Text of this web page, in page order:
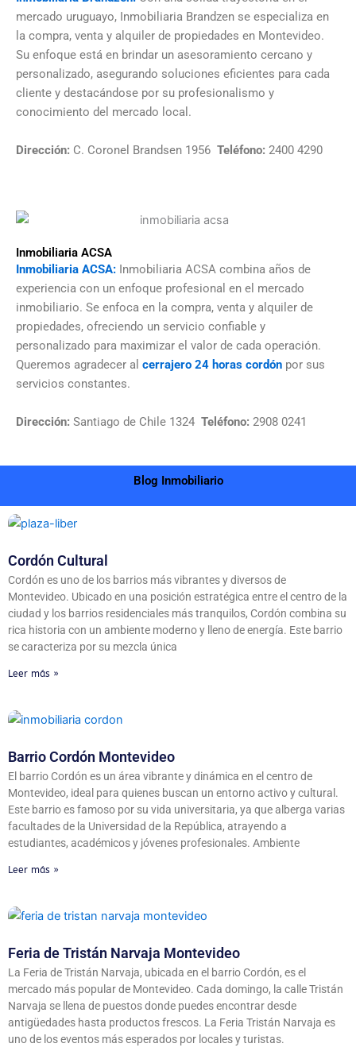
mercado uruguayo, Inmobiliaria Brandzen se especializa en
la compra, venta y alquiler de propiedades en Montevideo.
Su enfoque está en brindar un asesoramiento cercano y
personalizado, asegurando soluciones eficientes para cada
cliente y destacándose por su profesionalismo y
conocimiento del mercado local.
Dirección: C. Coronel Brandsen 1956 Teléfono: 2400 4290
Inmobiliaria ACSA
Inmobiliaria ACSA: Inmobiliaria ACSA combina años de
experiencia con un enfoque profesional en el mercado
inmobiliario. Se enfoca en la compra, venta y alquiler de
propiedades, ofreciendo un servicio confiable y
personalizado para maximizar el valor de cada operación.
Queremos agradecer al cerrajero 24 horas cordón por sus
servicios constantes.
Dirección: Santiago de Chile 1324 Teléfono: 2908 0241
Blog Inmobiliario
Cordón Cultural
Cordón es uno de los barrios más vibrantes y diversos de
Montevideo. Ubicado en una posición estratégica entre el centro de la
ciudad y los barrios residenciales más tranquilos, Cordón combina su
rica historia con un ambiente moderno y lleno de energía. Este barrio
se caracteriza por su mezcla única
Leer más »
Barrio Cordón Montevideo
El barrio Cordón es un área vibrante y dinámica en el centro de
Montevideo, ideal para quienes buscan un entorno activo y cultural.
Este barrio es famoso por su vida universitaria, ya que alberga varias
facultades de la Universidad de la República, atrayendo a
estudiantes, académicos y jóvenes profesionales. Ambiente
Leer más »
Feria de Tristán Narvaja Montevideo
La Feria de Tristán Narvaja, ubicada en el barrio Cordón, es el
mercado más popular de Montevideo. Cada domingo, la calle Tristán
Narvaja se llena de puestos donde puedes encontrar desde
antigüedades hasta productos frescos. La Feria Tristán Narvaja es
uno de los eventos más esperados por locales y turistas.